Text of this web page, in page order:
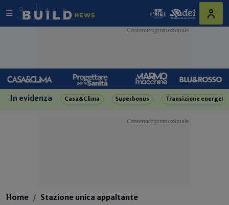
In evidenza Casa&Clima Superbonus Transizione
Home Stazione unica appaltante